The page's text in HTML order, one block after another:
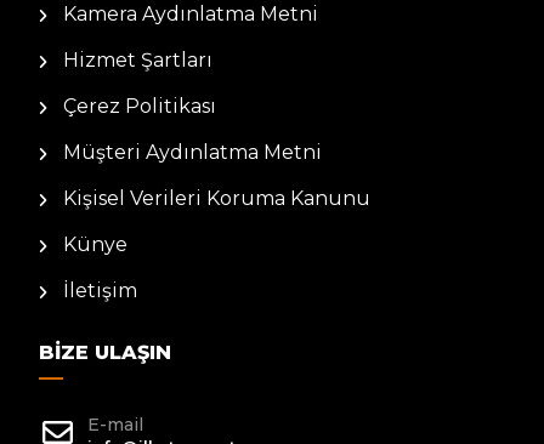
Kamera Aydınlatma Metni
Hizmet Şartları
Çerez Politikası
Müşteri Aydınlatma Metni
Kişisel Verileri Koruma Kanunu
Künye
İletişim
BIZE ULAŞIN
E-mail